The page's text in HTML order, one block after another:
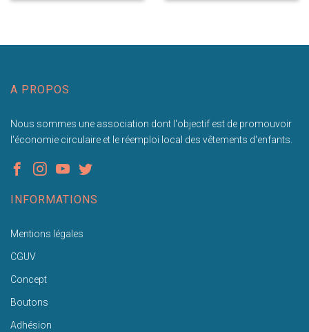
A PROPOS
Nous sommes une association dont l'objectif est de promouvoir
l'économie circulaire et le réemploi local des vêtements d'enfants.
INFORMATIONS
Mentions légales
CGUV
Concept
Boutons
Adhésion